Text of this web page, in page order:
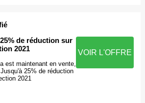
de réduction sur
2021
est maintenant en vente,
25% de réduction
2021
VOIR L'OFFRE